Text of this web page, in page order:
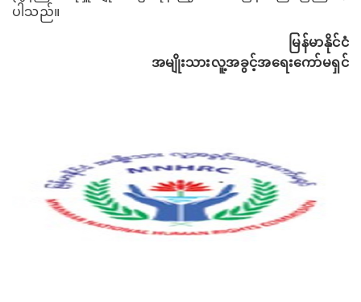
ပါသည်။
မြန်မာနိုင်ငံ
အမျိုးသားလူ့အခွင့်အရေးကော်မရှင်